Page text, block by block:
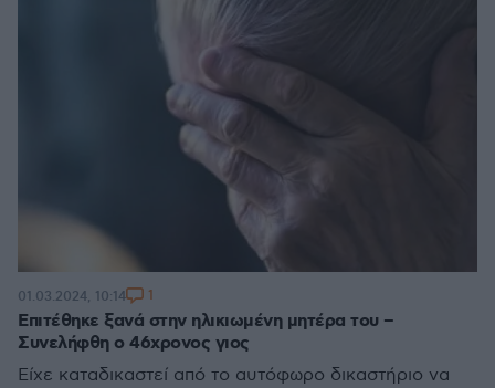
Επιτέθηκε ξανά στην ηλικιωμένη μητέρα του –
Συνελήφθη ο 46χρονος γιος
Είχε καταδικαστεί από το αυτόφωρο δικαστήριο να
01.03.2024, 10:14 1